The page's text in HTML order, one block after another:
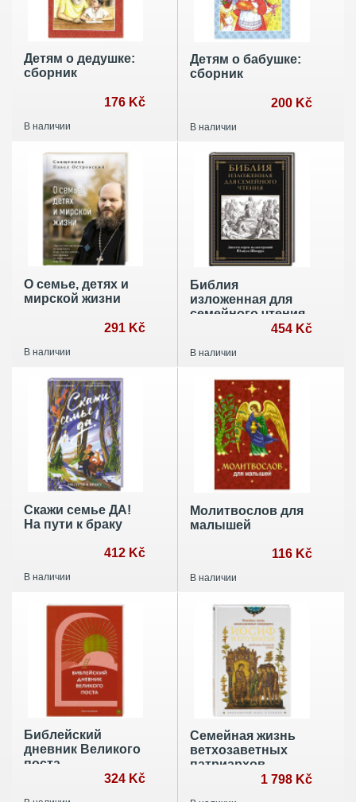
Детям о дедушке:
сборник
176 Kč
В наличии
Детям о бабушке:
сборник
200 Kč
В наличии
О семье, детях и
мирской жизни
291 Kč
В наличии
Библия
изложенная для
семейного чтения
454 Kč
В наличии
Скажи семье ДА!
На пути к браку
412 Kč
В наличии
Молитвослов для
малышей
116 Kč
В наличии
Библейский
дневник Великого
поста
324 Kč
Семейная жизнь
ветхозаветных
патриархов.
Иосиф и его1 798 Kč